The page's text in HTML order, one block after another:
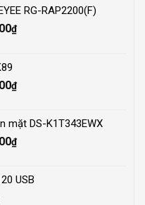
RG-RAP2200(F)
₫Current
₫Current
2.800.000₫.
mặt DS-K1T343EWX
₫Current
3.500.000₫.
USB